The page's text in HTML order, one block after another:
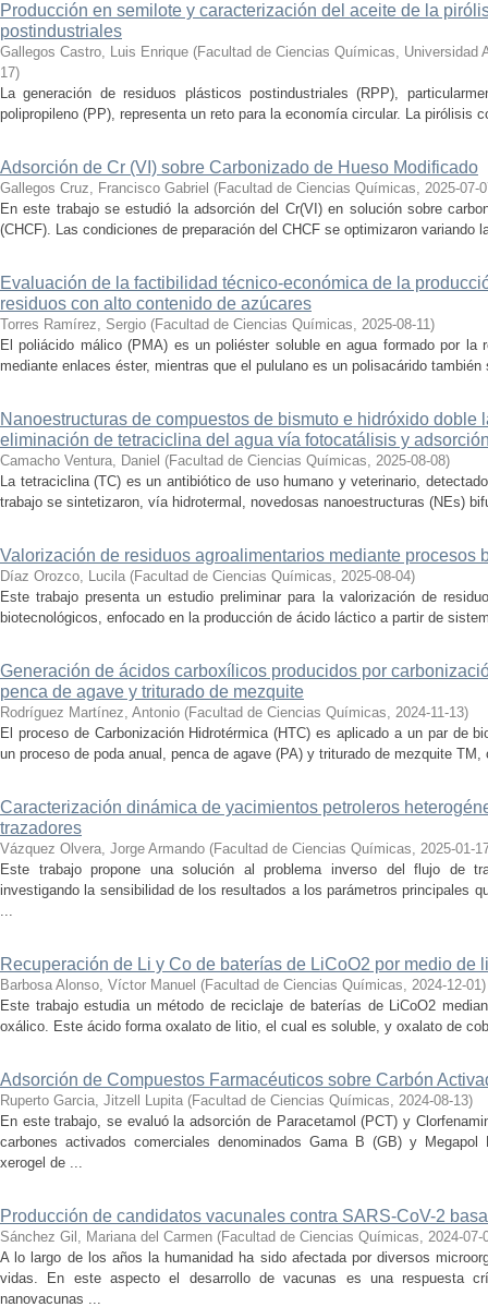
Producción en semilote y caracterización del aceite de la
postindustriales
Gallegos Castro, Luis Enrique (Facultad de Ciencias Químicas, Universidad
17)
La generación de residuos plásticos postindustriales (RPP),
polipropileno (PP), representa un reto para la economía circular. La pirólisis
Adsorción de Cr (VI) sobre Carbonizado de Hueso Modificado
Gallegos Cruz, Francisco Gabriel (Facultad de Ciencias Químicas, 2025-07-
En este trabajo se estudió la adsorción del Cr(VI) en solución sobre
(CHCF). Las condiciones de preparación del CHCF se optimizaron variando
Evaluación de la factibilidad técnico-económica de la
residuos con alto contenido de azúcares
Torres Ramírez, Sergio (Facultad de Ciencias Químicas, 2025-08-11)
El poliácido málico (PMA) es un poliéster soluble en agua formado por la
mediante enlaces éster, mientras que el pululano es un polisacárido
Nanoestructuras de compuestos de bismuto e hidróxido doble
eliminación de tetraciclina del agua vía fotocatálisis y
Camacho Ventura, Daniel (Facultad de Ciencias Químicas, 2025-08-08)
La tetraciclina (TC) es un antibiótico de uso humano y veterinario,
trabajo se sintetizaron, vía hidrotermal, novedosas nanoestructuras (NEs)
Valorización de residuos agroalimentarios mediante procesos
Díaz Orozco, Lucila (Facultad de Ciencias Químicas, 2025-08-04)
Este trabajo presenta un estudio preliminar para la valorización de
biotecnológicos, enfocado en la producción de ácido láctico a partir de
Generación de ácidos carboxílicos producidos por
penca de agave y triturado de mezquite
Rodríguez Martínez, Antonio (Facultad de Ciencias Químicas, 2024-11-13)
El proceso de Carbonización Hidrotérmica (HTC) es aplicado a un par de
un proceso de poda anual, penca de agave (PA) y triturado de mezquite
Caracterización dinámica de yacimientos petroleros
trazadores
Vázquez Olvera, Jorge Armando (Facultad de Ciencias Químicas, 2025-01-
Este trabajo propone una solución al problema inverso del flujo de
investigando la sensibilidad de los resultados a los parámetros principales
...
Recuperación de Li y Co de baterías de LiCoO2 por medio de
Barbosa Alonso, Víctor Manuel (Facultad de Ciencias Químicas, 2024-12-01)
Este trabajo estudia un método de reciclaje de baterías de LiCoO2
oxálico. Este ácido forma oxalato de litio, el cual es soluble, y oxalato de
Adsorción de Compuestos Farmacéuticos sobre Carbón
Ruperto Garcia, Jitzell Lupita (Facultad de Ciencias Químicas, 2024-08-13)
En este trabajo, se evaluó la adsorción de Paracetamol (PCT) y
carbones activados comerciales denominados Gama B (GB) y
xerogel de ...
Producción de candidatos vacunales contra SARS-CoV-2
Sánchez Gil, Mariana del Carmen (Facultad de Ciencias Químicas, 2024-07-
A lo largo de los años la humanidad ha sido afectada por diversos
vidas. En este aspecto el desarrollo de vacunas es una respuesta
nanovacunas ...